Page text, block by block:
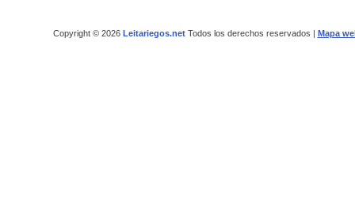
Copyright © 2026 Leitariegos.netTodos los derechos reservados | Mapa